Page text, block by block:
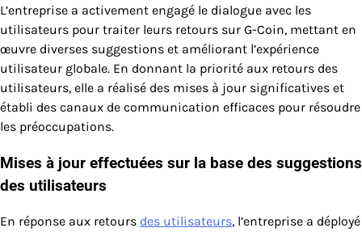
L’entreprise a activement engagé le dialogue avec les
utilisateurs pour traiter leurs retours sur G-Coin, mettant en
œuvre diverses suggestions et améliorant l’expérience
utilisateur globale. En donnant la priorité aux retours des
utilisateurs, elle a réalisé des mises à jour significatives et
établi des canaux de communication efficaces pour résoudre
les préoccupations.
Mises à jour effectuées sur la base des suggestions
des utilisateurs
En réponse aux retours des utilisateurs, l’entreprise a déployé